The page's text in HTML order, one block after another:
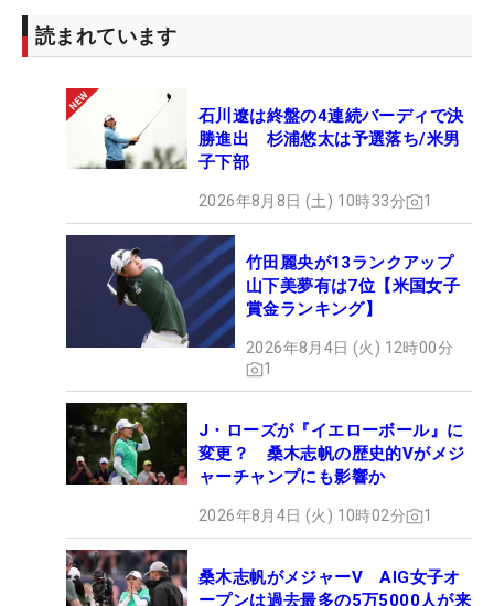
読まれています
石川遼は終盤の4連続バーディで決
勝進出 杉浦悠太は予選落ち/米男
子下部
2026年8月8日 (土) 10時33分 1
竹田麗央が13ランクアップ
山下美夢有は7位【米国女子
賞金ランキング】
2026年8月4日 (火) 12時00分
1
J・ローズが『イエローボール』に
変更？ 桑木志帆の歴史的Vがメジ
ャーチャンプにも影響か
2026年8月4日 (火) 10時02分 1
桑木志帆がメジャーV AIG女子オ
ープンは過去最多の5万5000人が来